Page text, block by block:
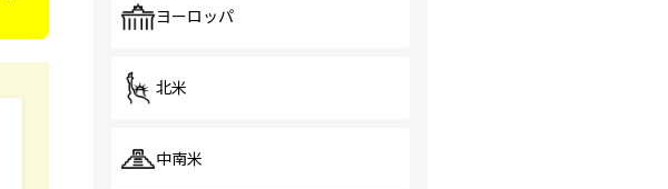
ヨーロッパ
北米
中南米